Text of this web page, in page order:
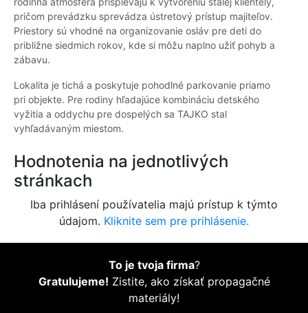
pričom prevádzku sprevádza ústretový prístup majiteľov.
Priestory sú vhodné na organizovanie osláv pre deti do
približne siedmich rokov, kde si môžu naplno užiť pohyb a
zábavu.
Lokalita je tichá a poskytuje pohodlné parkovanie priamo
pri objekte. Pre rodiny hľadajúce kombináciu detského
vyžitia a oddychu pre dospelých sa TAJKO stal
vyhľadávaným miestom.
Hodnotenia na jednotlivých
stránkach
Iba prihlásení používatelia majú prístup k týmto
údajom. Kliknite sem pre prihlásenie.
To je tvoja firma?
Gratulujeme! Zistite, ako získať propagačné
materiály!